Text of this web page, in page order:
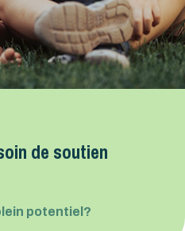
de soutien
potentiel?